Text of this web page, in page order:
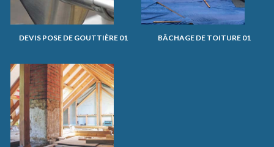
DEVIS POSE DE GOUTTIÈRE 01 BÂCHAGE DE TOITURE 01